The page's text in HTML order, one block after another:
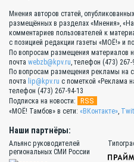
Мнения авторов статей,
размещённых в разделах «Мнения»,
комментариев пользователей к
с позицией редакции газеты «МОЁ!» и
По вопросам размещения материалов
почта webzb@kpv.ru, телефон (473) 267-
По вопросам размещения рекламы на
почта lip@kpv.ru с пометкой «Реклама
телефон (473) 267-94-13
Подписка на новости:
RSS
«МОЁ! Тамбов» в сети: «ВКонтакте»,
Наши партнёры:
Альянс руководителей
региональных СМИ России